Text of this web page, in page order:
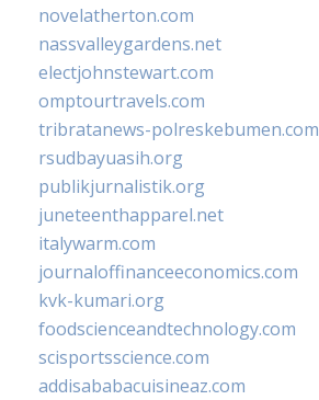
novelatherton.com
nassvalleygardens.net
electjohnstewart.com
omptourtravels.com
tribratanews-polreskebumen.com
rsudbayuasih.org
publikjurnalistik.org
juneteenthapparel.net
italywarm.com
journaloffinanceeconomics.com
kvk-kumari.org
foodscienceandtechnology.com
scisportsscience.com
addisababacuisineaz.com